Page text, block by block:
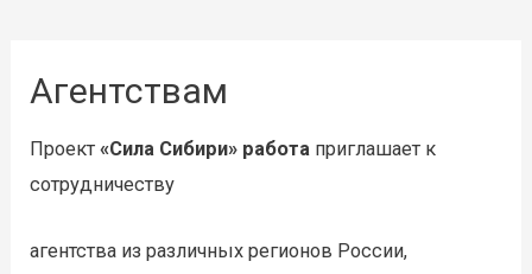
Агентствам
Проект«Сила Сибири» работа приглашает к
сотрудничеству
агентства из различных регионов России,